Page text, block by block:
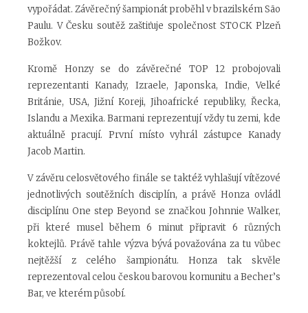
vypořádat. Závěrečný šampionát proběhl v brazilském São
Paulu. V Česku soutěž zaštiťuje společnost STOCK Plzeň
Božkov.
Kromě Honzy se do závěrečné TOP 12 probojovali
reprezentanti Kanady, Izraele, Japonska, Indie, Velké
Británie, USA, Jižní Koreji, Jihoafrické republiky, Řecka,
Islandu a Mexika. Barmani reprezentují vždy tu zemi, kde
aktuálně pracují. První místo vyhrál zástupce Kanady
Jacob Martin.
V závěru celosvětového finále se taktéž vyhlašují vítězové
jednotlivých soutěžních disciplín, a právě Honza ovládl
disciplínu One step Beyond se značkou Johnnie Walker,
při které musel během 6 minut připravit 6 různých
koktejlů. Právě tahle výzva bývá považována za tu vůbec
nejtěžší z celého šampionátu. Honza tak skvěle
reprezentoval celou českou barovou komunitu a Becher’s
Bar, ve kterém působí.